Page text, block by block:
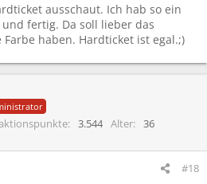
ausschaut. Ich hab so ein
fertig. Da soll lieber das
haben. Hardticket ist egal.;)
3.544 Alter
36
#18